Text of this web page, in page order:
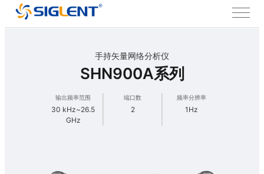
手持矢量网络分析仪
SHN900A系列
输出频率范围
30 kHz~26.5
GHz
端口数
2
频率分辨率
1Hz